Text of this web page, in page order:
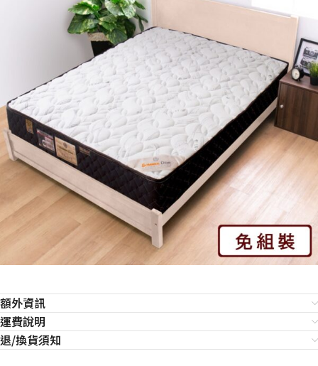
額外資訊
運費說明
退/換貨須知